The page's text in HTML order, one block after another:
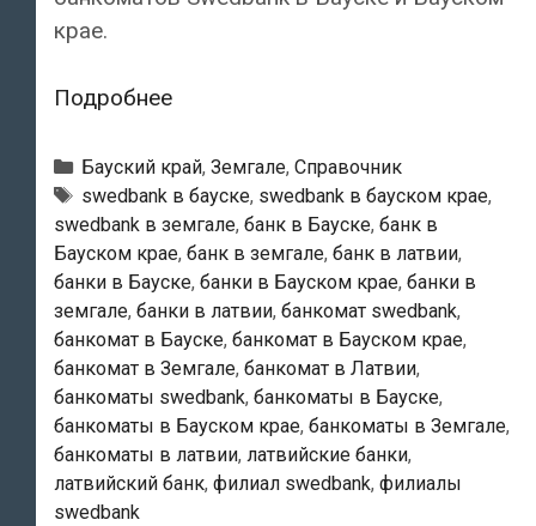
крае.
ПодробнееSwedbank
Банкоматы
в
Бауске
Рубрики
Бауский край, Земгале, Справочник
Тэги
swedbank в бауске, swedbank в бауском крае,
swedbank в земгале, банк в Бауске, банк в
Бауском крае, банк в земгале, банк в латвии,
банки в Бауске, банки в Бауском крае, банки в
земгале, банки в латвии, банкомат swedbank,
банкомат в Бауске, банкомат в Бауском крае,
банкомат в Земгале, банкомат в Латвии,
банкоматы swedbank, банкоматы в Бауске,
банкоматы в Бауском крае, банкоматы в Земгале,
банкоматы в латвии, латвийские банки,
латвийский банк, филиал swedbank, филиалы
swedbank